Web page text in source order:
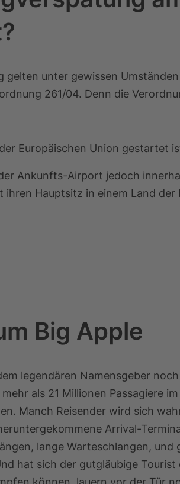
gelten unter gewissen
261/04. Denn die
Europäischen Union gestartet
Ankunfts-Airport jedoch
Hauptsitz in einem Land der
Big Apple
legendären Namensgeber
als 21 Millionen Passagiere
Manch Reisender wird sich
Arrival-
lange Warteschlangen, und
hat sich der gutgläubige Tourist